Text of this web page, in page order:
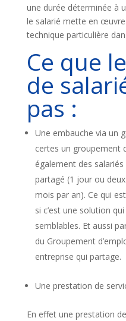
une durée déterminée à
le salarié mette en
technique particulière
Ce que
de
pas :
Une embauche via un
certes un groupement
également des
partagé (1 jour ou
mois par an). Ce qui
si c’est une solution
semblables. Et aussi
du Groupement
entreprise qui partage.
Une prestation de
En effet une prestation